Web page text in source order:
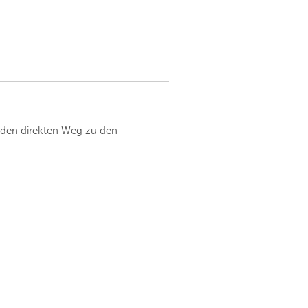
direkten Weg zu den